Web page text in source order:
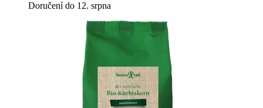
Doručení do 12. srpna